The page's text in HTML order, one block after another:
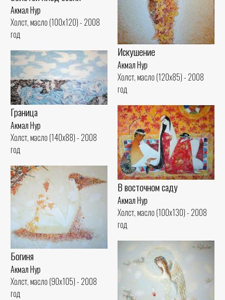
Искушение
Акмал Нур
Холст, масло (120x85) - 2008
год
Акмал Нур
Холст, масло (100x120) - 2008
год
Граница
Акмал Нур
Холст, масло (140x88) - 2008
год
В восточном саду
Акмал Нур
Холст, масло (100x130) - 2008
год
Богиня
Акмал Нур
Холст, масло (90x105) - 2008
год